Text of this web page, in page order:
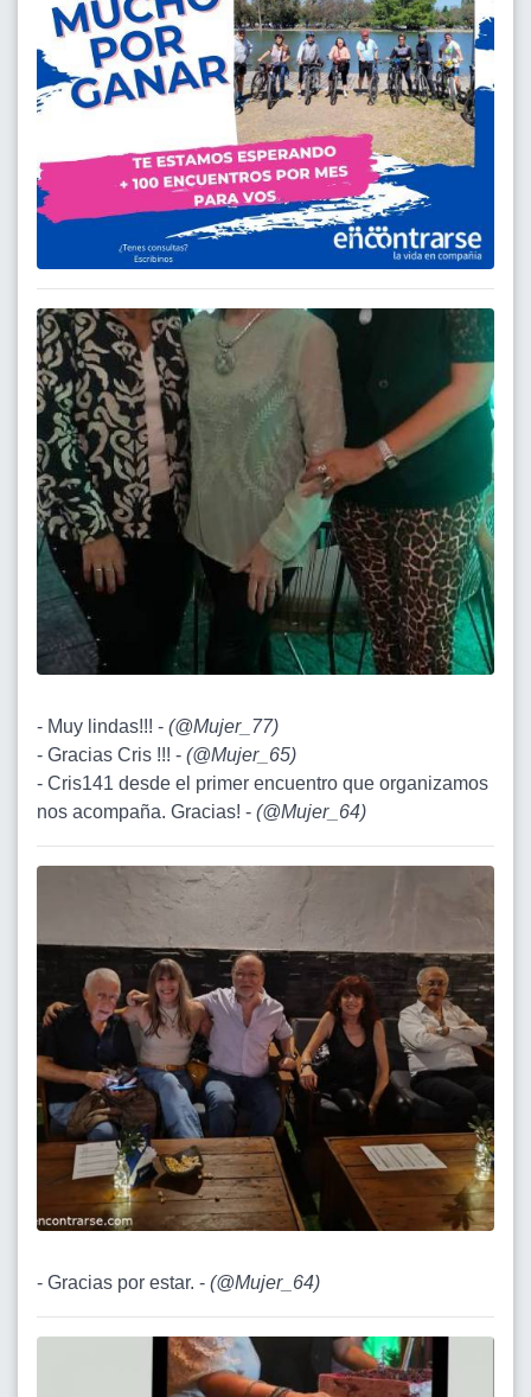
- Muy lindas!!! - (@Mujer_77)
- Gracias Cris !!! - (@Mujer_65)
- Cris141 desde el primer encuentro que organizamos
nos acompaña. Gracias! - (@Mujer_64)
- Gracias por estar. - (@Mujer_64)